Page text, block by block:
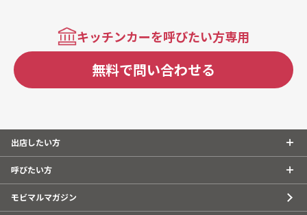
キッチンカーを呼びたい方専用
無料で問い合わせる
出店したい方
呼びたい方
モビマルマガジン